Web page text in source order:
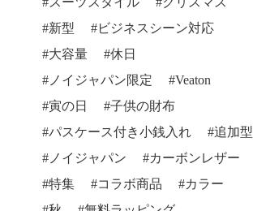
新型
ビジネスシーン対応
大容量
休日
ノイジャパン限定
Veaton
寅の日
子供の財布
パスケース付き小銭入れ
追加型
ノイジャパン
カーボンレザー
特集
コラボ商品
カラー